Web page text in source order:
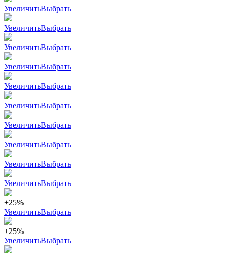
УвеличитьВыбрать
УвеличитьВыбрать
УвеличитьВыбрать
УвеличитьВыбрать
УвеличитьВыбрать
УвеличитьВыбрать
УвеличитьВыбрать
УвеличитьВыбрать
УвеличитьВыбрать
УвеличитьВыбрать
+25%
УвеличитьВыбрать
+25%
УвеличитьВыбрать